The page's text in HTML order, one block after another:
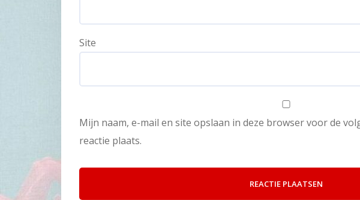
Site
Mijn naam, e-mail en site opslaan in deze browser voor de
reactie plaats.